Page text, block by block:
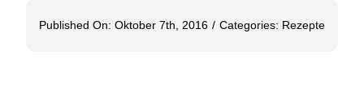
Published On: Oktober 7th, 2016 / Categories: Rezepte